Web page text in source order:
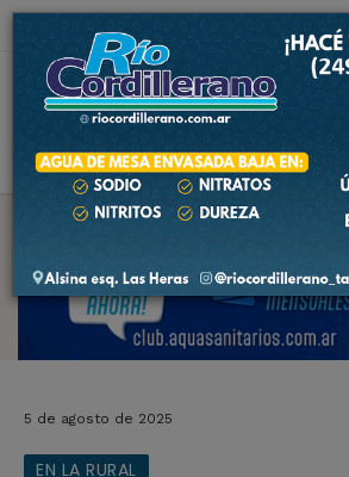
3.6 ºC
5 de agosto de 2025
EN LA RURAL